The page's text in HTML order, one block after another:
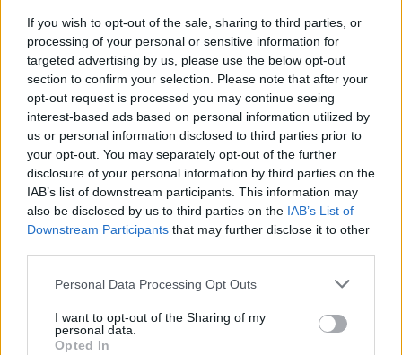
If you wish to opt-out of the sale, sharing to third parties, or
processing of your personal or sensitive information for
targeted advertising by us, please use the below opt-out
section to confirm your selection. Please note that after your
opt-out request is processed you may continue seeing
interest-based ads based on personal information utilized by
us or personal information disclosed to third parties prior to
your opt-out. You may separately opt-out of the further
disclosure of your personal information by third parties on the
IAB’s list of downstream participants. This information may
also be disclosed by us to third parties on the IAB’s List of
Downstream Participants that may further disclose it to other
Please note that this website/app uses one or more Google
not limited to your visit or usage behaviour. You may click to
grant or deny consent to Google and its third-party tags to
Personal Data Processing Opt Outs
I want to opt-out of the Sharing of my
personal data.
Opted In
Sorra érkeznek a hírek a 2023-as őszi-téli
koncertszezonnal kapcsolatban: míg aPoets Of The
Fallalig egy évvel legutolsó, nagy sikerű budapesti ...